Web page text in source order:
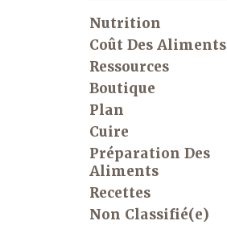
Nutrition
Coût Des Aliments
Ressources
Boutique
Plan
Cuire
Préparation Des
Aliments
Recettes
Non Classifié(e)